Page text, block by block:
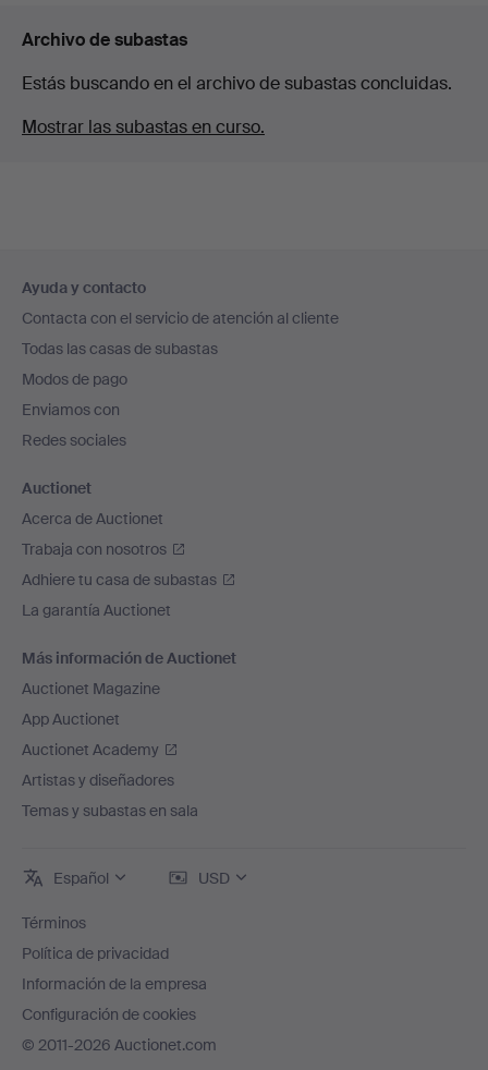
Archivo de subastas
Estás buscando en el archivo de subastas concluidas.
Mostrar las subastas en curso.
en
el
pie
de
página
Ayuda y contacto
Contacta con el servicio de atención al cliente
Todas las casas de subastas
Modos de pago
Enviamos con
Redes sociales
Auctionet
Acerca de Auctionet
Trabaja con nosotros
Adhiere tu casa de subastas
La garantía Auctionet
Más información de Auctionet
Auctionet Magazine
App Auctionet
Auctionet Academy
Artistas y diseñadores
Temas y subastas en sala
Español USD
Términos
Política de privacidad
Información de la empresa
Configuración de cookies
© 2011-2026 Auctionet.com